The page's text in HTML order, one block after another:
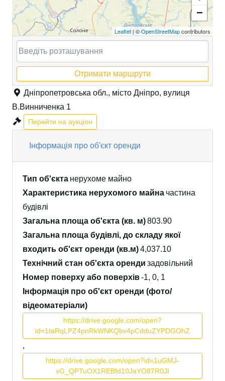
−
Leaflet| ©OpenStreetMapcontributors
Отримати маршрути
Дніпропетровська обл., місто Дніпро, вулиця
В.Винниченка 1
Перейти на аукціон
Інформація про об'єкт оренди
Тип об'єкта нерухоме майно
Характеристика нерухомого майна частина
будівлі
Загальна площа об'єкта (кв. м)803.90
Загальна площа будівлі, до складу якої
входить об'єкт оренди (кв.м)4,037.10
Технічний стан об'єкта оренди задовільний
Номер поверху або поверхів-1, 0, 1
Інформація про об'єкт оренди (фото/
відеоматеріали)
https://drive.google.com/open?
id=1taRqLPZ4pnRkWNKQbv4pCdduZYPDGOhZ
,
https://drive.google.com/open?id=1uGMJ-
xG_QPTuOX1REBfd10JaYO87R0JI